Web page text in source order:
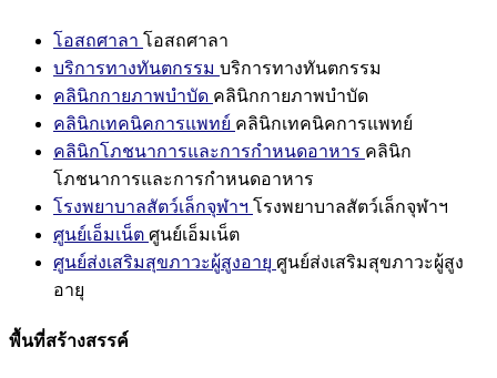
โอสถศาลา โอสถศาลา
บริการทางทันตกรรม บริการทางทันตกรรม
คลินิกกายภาพบำบัด คลินิกกายภาพบำบัด
คลินิกเทคนิคการแพทย์ คลินิกเทคนิคการแพทย์
คลินิกโภชนาการและการกำหนดอาหาร คลินิก
โภชนาการและการกำหนดอาหาร
โรงพยาบาลสัตว์เล็กจุฬาฯ โรงพยาบาลสัตว์เล็กจุฬาฯ
ศูนย์เอ็มเน็ต ศูนย์เอ็มเน็ต
ศูนย์ส่งเสริมสุขภาวะผู้สูงอายุ ศูนย์ส่งเสริมสุขภาวะผู้สูง
อายุ
พื้นที่สร้างสรรค์